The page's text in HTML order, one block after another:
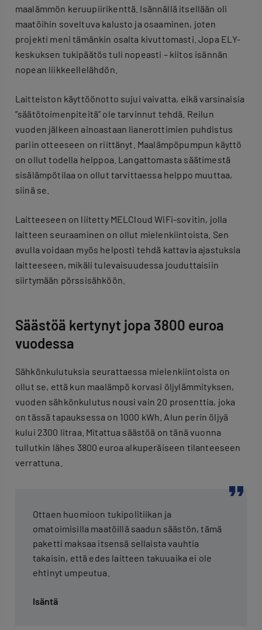
maalämmön keruupiirikenttä. Isännällä itsellään oli
maatöihin soveltuva kalusto ja osaaminen, joten
projekti meni tämänkin osalta kivuttomasti. Jopa ELY-
keskuksen tukipäätös tuli nopeasti – kiitos isännän
nopean liikkeellelähdön.
Laitteiston käyttöönotto sujui vaivatta, eikä varsinaisia
”säätötoimenpiteitä” ole tarvinnut tehdä. Reilun
vuoden jälkeen ainoastaan lianerottimien puhdistus
pariin otteeseen on riittänyt. Maalämpöpumpun käyttö
on ollut todella helppoa. Langattomasta säätimestä
sisälämpötilaa on ollut tarvittaessa helppo muuttaa,
siinä se.
Laitteeseen on liitetty MELCloud WiFi-sovitin, jolla
laitteen seuraaminen on ollut mielenkiintoista. Sen
avulla voidaan myös helposti tehdä kattavia ajastuksia
laitteeseen, mikäli tulevaisuudessa jouduttaisiin
siirtymään pörssisähköön.
Säästöä kertynyt jopa 3800 euroa
vuodessa
Sähkönkulutuksia seurattaessa mielenkiintoista on
ollut se, että kun maalämpö korvasi öljylämmityksen,
vuoden sähkönkulutus nousi vain 20 prosenttia, joka
on tässä tapauksessa on 1000 kWh. Alun perin öljyä
kului 2300 litraa. Mitattua säästöä on tänä vuonna
tullutkin lähes 3800 euroa alkuperäiseen tilanteeseen
verrattuna.
Ottaen huomioon tukipolitiikan ja
omatoimisilla maatöillä saadun säästön, tämä
paketti maksaa itsensä sellaista vauhtia
takaisin, että edes laitteen takuuaika ei ole
ehtinyt umpeutua.
Isäntä